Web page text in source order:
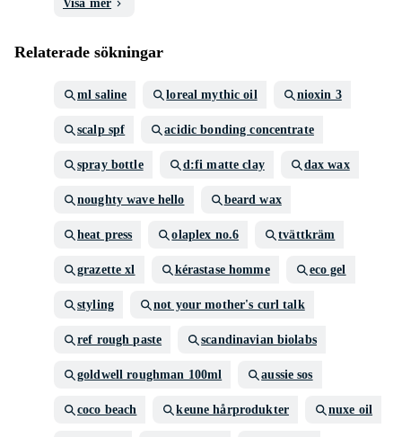
Visa mer
Relaterade sökningar
ml saline loreal mythic oil nioxin 3
scalp spf acidic bonding concentrate
spray bottle d:fi matte clay dax wax
noughty wave hello beard wax
heat press olaplex no.6 tvättkräm
grazette xl kérastase homme eco gel
styling not your mother's curl talk
ref rough paste scandinavian biolabs
goldwell roughman 100ml aussie sos
coco beach keune hårprodukter nuxe oil